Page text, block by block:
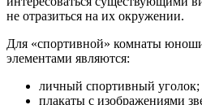
не отразиться на их окружении.
Для «спортивной» комнаты
элементами являются:
личный спортивный уголок;
плакаты с изображениями